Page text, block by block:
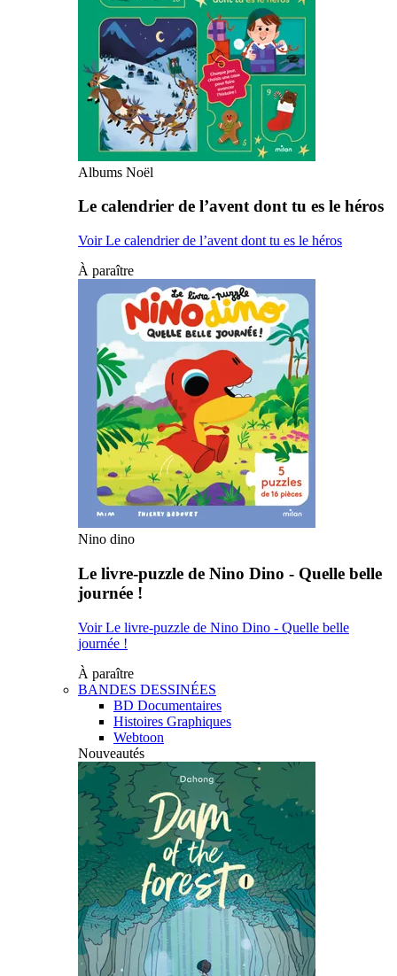
Albums Noël
Le calendrier de l’avent dont tu es le héros
Voir Le calendrier de l’avent dont tu es le héros
À paraître
Nino dino
Le livre-puzzle de Nino Dino - Quelle belle
journée !
Voir Le livre-puzzle de Nino Dino - Quelle belle
journée !
À paraître
BANDES DESSINÉES
BD Documentaires
Histoires Graphiques
Webtoon
Nouveautés